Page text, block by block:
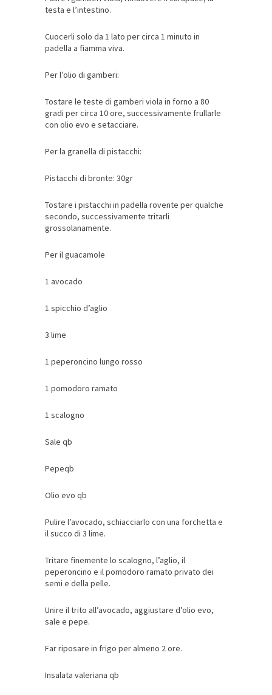
testa e l’intestino.
Cuocerli solo da 1 lato per circa 1 minuto in
padella a fiamma viva.
Per l’olio di gamberi:
Tostare le teste di gamberi viola in forno a 80
gradi per circa 10 ore, successivamente frullarle
con olio evo e setacciare.
Per la granella di pistacchi:
Pistacchi di bronte: 30gr
Tostare i pistacchi in padella rovente per qualche
secondo, successivamente tritarli
grossolanamente.
Per il guacamole
1 avocado
1 spicchio d’aglio
3 lime
1 peperoncino lungo rosso
1 pomodoro ramato
1 scalogno
Sale qb
Pepeqb
Olio evo qb
Pulire l’avocado, schiacciarlo con una forchetta e
il succo di 3 lime.
Tritare finemente lo scalogno, l’aglio, il
peperoncino e il pomodoro ramato privato dei
semi e della pelle.
Unire il trito all’avocado, aggiustare d’olio evo,
sale e pepe.
Far riposare in frigo per almeno 2 ore.
Insalata valeriana qb